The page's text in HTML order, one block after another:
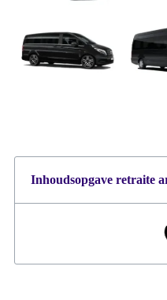
Inhoudsopgave retraite